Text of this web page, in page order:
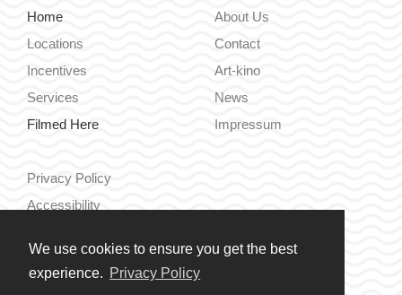
We use cookies to ensure you get the best
experience. Privacy Policy
Home
Locations
Incentives
Services
Filmed Here
About Us
Contact
Art-kino
News
Impressum
Privacy Policy
Accessibility
Hrvatski
English